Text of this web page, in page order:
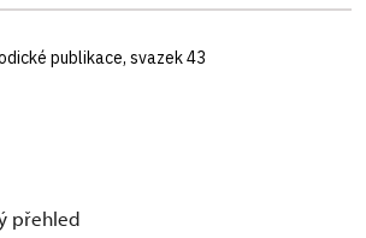
publikace, svazek 43
přehled